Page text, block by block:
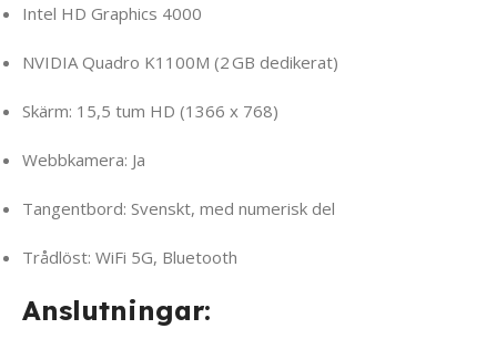
Intel HD Graphics 4000
NVIDIA Quadro K1100M (2 GB dedikerat)
Skärm: 15,5 tum HD (1366 x 768)
Webbkamera: Ja
Tangentbord: Svenskt, med numerisk del
Trådlöst: WiFi 5G, Bluetooth
Anslutningar: